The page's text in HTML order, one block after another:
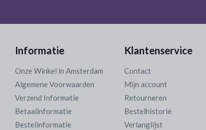
Informatie
Onze Winkel in Amsterdam
Algemene Voorwaarden
Verzend Informatie
Betaalinformatie
Bestelinformatie
Klantenservice
Contact
Mijn account
Retourneren
Bestelhistorie
Verlanglijst